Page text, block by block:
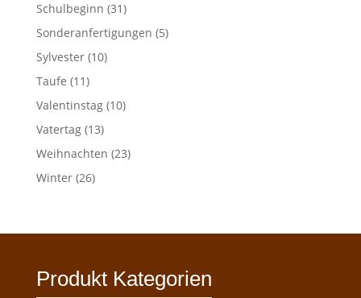
Schulbeginn (31)
Sonderanfertigungen (5)
Sylvester (10)
Taufe (11)
Valentinstag (10)
Vatertag (13)
Weihnachten (23)
Winter (26)
Produkt Kategorien